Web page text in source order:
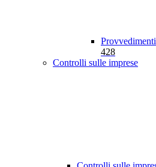
428
Controlli sulle imprese